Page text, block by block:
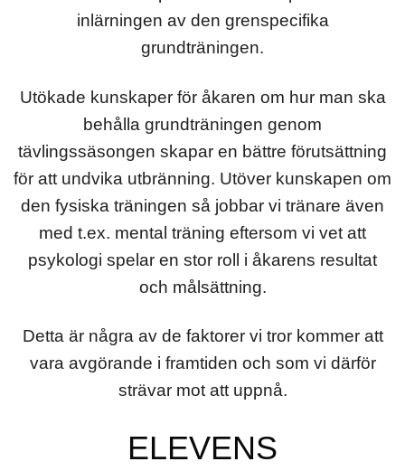
inlärningen av den grenspecifika
grundträningen.
Utökade kunskaper för åkaren om hur man ska
behålla grundträningen genom
tävlingssäsongen skapar en bättre förutsättning
för att undvika utbränning. Utöver kunskapen om
den fysiska träningen så jobbar vi tränare även
med t.ex. mental träning eftersom vi vet att
psykologi spelar en stor roll i åkarens resultat
och målsättning.
Detta är några av de faktorer vi tror kommer att
vara avgörande i framtiden och som vi därför
strävar mot att uppnå.
ELEVENS